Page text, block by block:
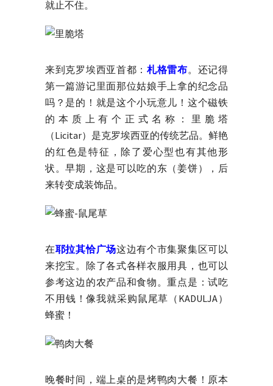
就止不住。
来到克罗埃西亚首都：札格雷布。还记得
第一篇游记里面那位姑娘手上拿的纪念品
吗？是的！就是这个小玩意儿！这个磁铁
的本质上有个正式名称：里脆塔
（Licitar）是克罗埃西亚的传统艺品。鲜艳
的红色是特征，除了爱心型也有其他形
状。早期，这是可以吃的东（姜饼），后
来转变成装饰品。
在耶拉其恰广场这边有个市集聚集区可以
来挖宝。除了各式各样衣服用具，也可以
参考这边的农产品和食物。重点是：试吃
不用钱！像我就采购鼠尾草（KADULJA）
蜂蜜！
晚餐时间，端上桌的是烤鸭肉大餐！原本